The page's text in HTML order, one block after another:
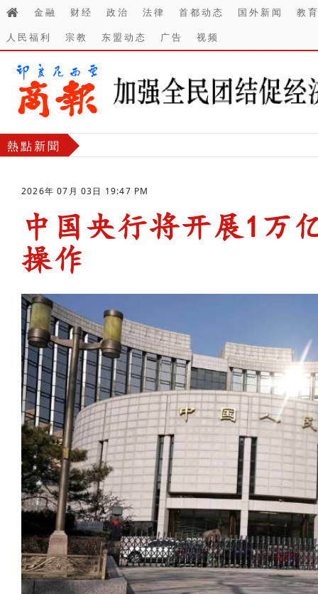
金融 财经 政治 法律 首都动态 国外新闻
教
人民福利
宗教 东盟动态 广告 视频
熱點新聞
2026年 07月 03日 19:47 PM
中国央行将开展1万
操作